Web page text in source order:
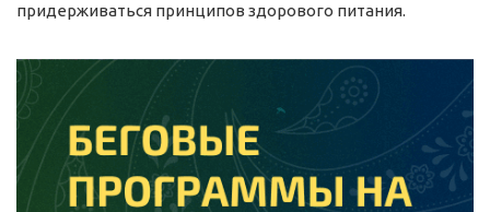
придерживаться принципов здорового питания.